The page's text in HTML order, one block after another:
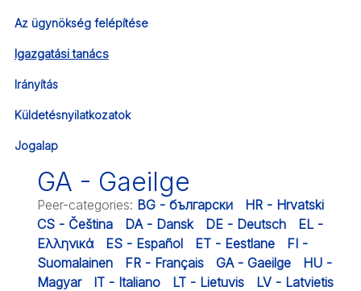
Az ügynökség felépítése
Igazgatási tanács
Irányítás
Küldetésnyilatkozatok
Jogalap
GA - Gaeilge
Peer-categories: BG - български
HR - Hrvatski
CS - Čeština
DA - Dansk DE - Deutsch
EL -
Ελληνικά
ES - Español ET - Eestlane
FI -
Suomalainen
FR - Français GA - Gaeilge
HU -
Magyar
IT - Italiano LT - Lietuvis
LV - Latvietis